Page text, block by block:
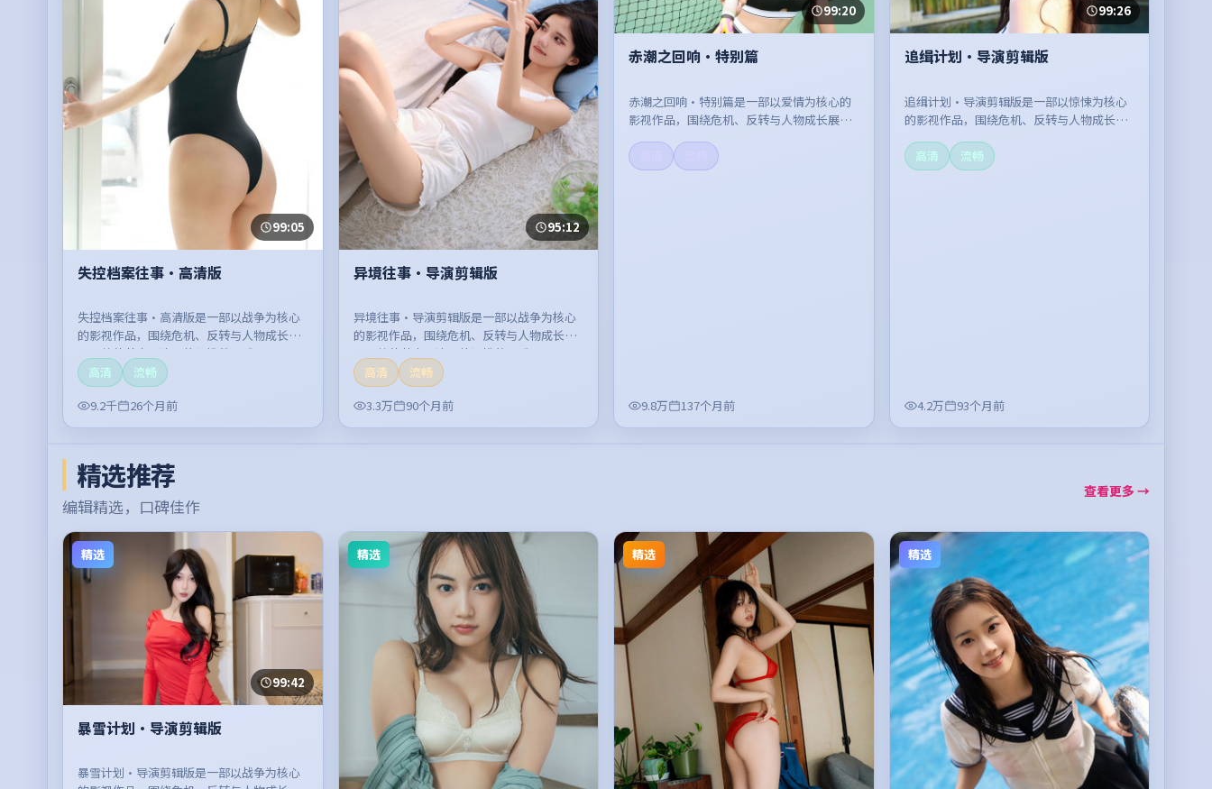
99:05
失控档案往事·高清版
失控档案往事·高清版是一部以战争为核心
的影视作品，围绕危机、反转与人物成长展
开，整体节奏紧凑，值得推荐观看。
高清
流畅
9.2千
26个月前
95:12
异境往事·导演剪辑版
异境往事·导演剪辑版是一部以战争为核心
的影视作品，围绕危机、反转与人物成长展
开，整体节奏紧凑，值得推荐观看。
高清
流畅
3.3万
90个月前
99:20
赤潮之回响·特别篇
赤潮之回响·特别篇是一部以爱情为核心的
影视作品，围绕危机、反转与人物成长展
9.8万 137个月前
99:26
追缉计划·导演剪辑版
追缉计划·导演剪辑版是一部以惊悚为核心
的影视作品，围绕危机、反转与人物成长展
高清
流畅
4.2万 93个月前
精选推荐
编辑精选，口碑佳作
查看更多 →
精选
99:42
暴雪计划·导演剪辑版
暴雪计划·导演剪辑版是一部以战争为核心
精选 精选 精选